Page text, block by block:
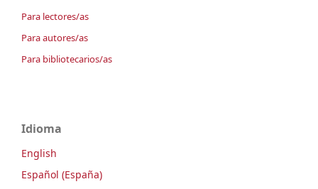
Para lectores/as
Para autores/as
Para bibliotecarios/as
Idioma
English
Español (España)